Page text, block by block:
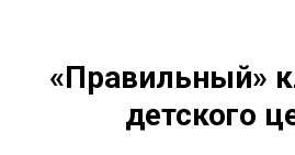
«Правильный»
детского